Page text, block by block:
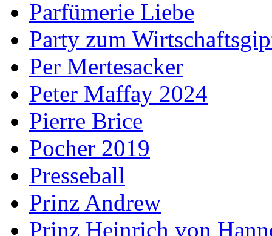
Parfümerie Liebe
Party zum
Per Mertesacker
Peter Maffay 2024
Pierre Brice
Pocher 2019
Presseball
Prinz Andrew
Prinz Heinrich von